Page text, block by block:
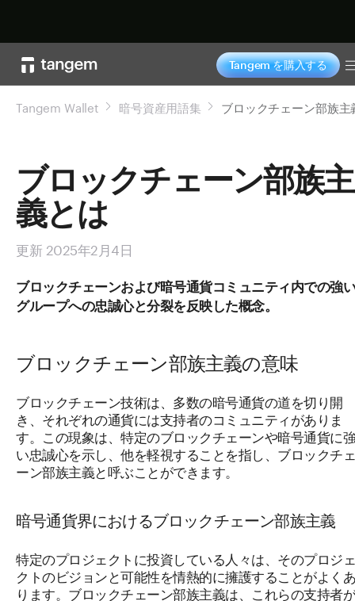
Tangem を購入する
Tangem Wallet 暗号資産用語集 ブロックチェーン部族主
ブロックチェーン部族主
義とは
更新 2025年2月4日
ブロックチェーンおよび暗号通貨コミュニティ内での強い
グループへの忠誠心と分裂を反映した概念。
ブロックチェーン部族主義の意味
ブロックチェーン技術は、多数の暗号通貨の道を切り開
き、それぞれの通貨には支持者のコミュニティがありま
す。この現象は、特定のブロックチェーンや暗号通貨に強
い忠誠心を示し、他を軽視することを指し、ブロックチェ
ーン部族主義と呼ぶことができます。
暗号通貨界におけるブロックチェーン部族主義
特定のプロジェクトに投資している人々は、そのプロジェ
クトのビジョンと可能性を情熱的に擁護することがよくあ
ります。ブロックチェーン部族主義は、これらの支持者が